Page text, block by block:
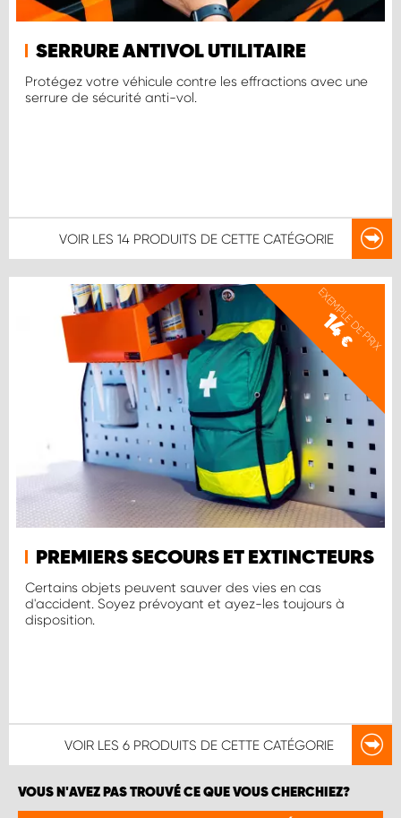
SERRURE ANTIVOL UTILITAIRE
Protégez votre véhicule contre les effractions avec une
serrure de sécurité anti-vol.
VOIR LES 14 PRODUITS DE CETTE CATÉGORIE
EXEMPLE DE PRIX
14
€
PREMIERS SECOURS ET EXTINCTEURS
Certains objets peuvent sauver des vies en cas
d'accident. Soyez prévoyant et ayez-les toujours à
disposition.
VOIR LES 6 PRODUITS DE CETTE CATÉGORIE
VOUS N'AVEZ PAS TROUVÉ CE QUE VOUS CHERCHIEZ?